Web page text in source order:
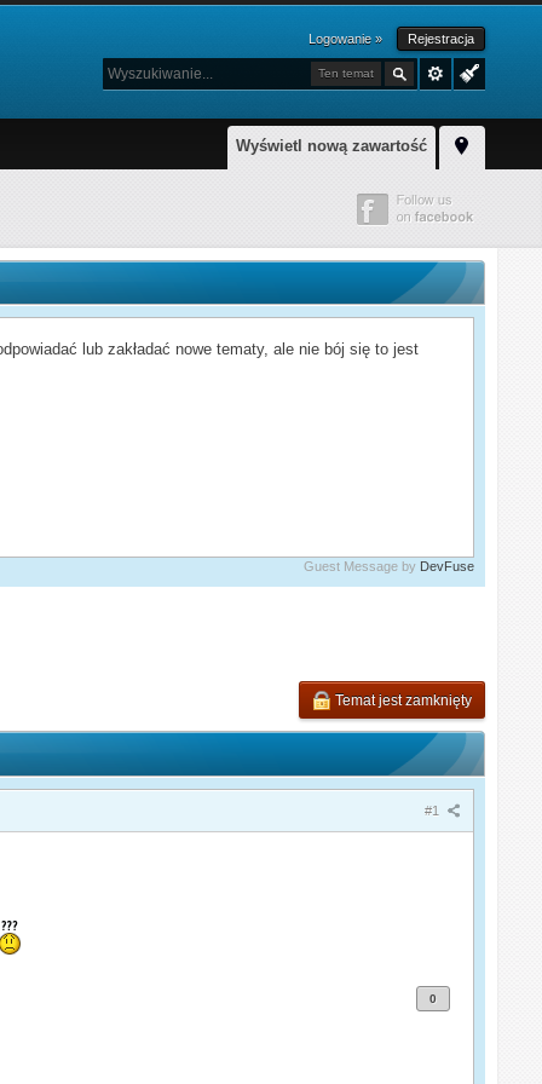
Logowanie » Rejestracja
Ten temat
Wyświetl nową zawartość
lub zakładać nowe tematy, ale nie bój się to jest
Guest Message by DevFuse
Temat jest zamknięty
#1
0